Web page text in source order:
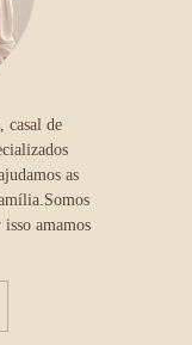
casal de
as
amamos